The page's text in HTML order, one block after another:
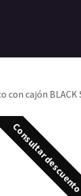
cajón BLACK
Consultar